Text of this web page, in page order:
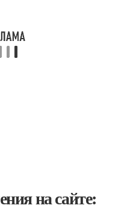
на сайте: